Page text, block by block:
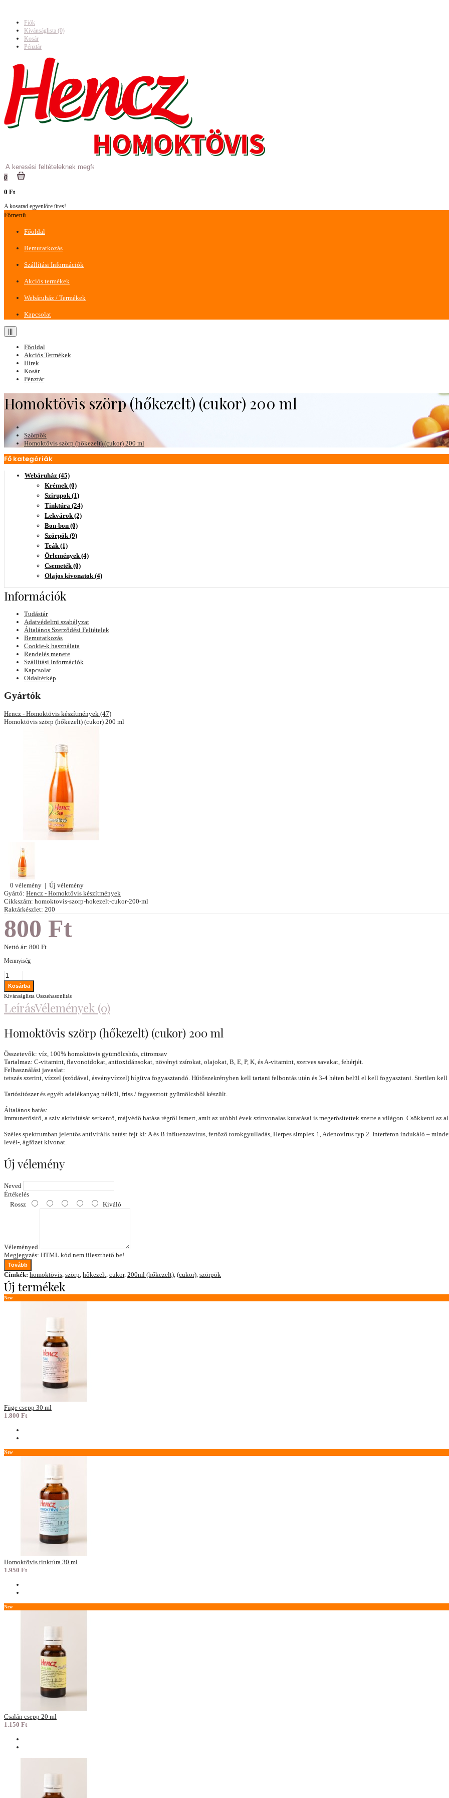
Fiók
Kívánságlista (0)
Kosár
Pénztár
0
0 Ft
A kosarad egyenlőre üres!
Főmenü
Főoldal
Bemutatkozás
Szállítási Információk
Akciós termékek
Webáruház / Termékek
Kapcsolat
Főoldal
Akciós Termékek
Hírek
Kosár
Pénztár
Homoktövis szörp (hőkezelt) (cukor) 200 ml
Szörpök
Homoktövis szörp (hőkezelt) (cukor) 200 ml
Fő kategóriák
Webáruház (45)
Krémek (0)
Szirupok (1)
Tinktúra (24)
Lekvárok (2)
Bon-bon (0)
Szörpök (9)
Teák (1)
Őrlemények (4)
Csemeték (0)
Olajos kivonatok (4)
Információk
Tudástár
Adatvédelmi szabályzat
Általános Szerződési Feltételek
Bemutatkozás
Cookie-k használata
Rendelés menete
Szállítási Információk
Kapcsolat
Oldaltérkép
Gyártók
Hencz - Homoktövis készítmények (47)
Homoktövis szörp (hőkezelt) (cukor) 200 ml
0 vélemény | Új vélemény
Gyártó: Hencz - Homoktövis készítmények
Cikkszám: homoktovis-szorp-hokezelt-cukor-200-ml
Raktárkészlet: 200
800 Ft
Nettó ár: 800 Ft
Mennyiség
Kívánságlista Összehasonlítás
LeírásVélemények (0)
Homoktövis szörp (hőkezelt) (cukor) 200 ml
Összetevők: víz, 100% homoktövis gyümölcshús, citromsav
Tartalmaz: C-vitamint, flavonoidokat, antioxidánsokat, növényi zsírokat, olajokat, B, E, P, K, és A-vitamint, szerves savakat, fehérjét.
Felhasználási javaslat:
tetszés szerint, vízzel (szódával, ásványvízzel) hígítva fogyasztandó. Hűtőszekrényben kell tartani felbontás után és 3-4 héten belül el kell fogyasztani. Sterilen
Tartósítószer és egyéb adalékanyag nélkül, friss / fagyasztott gyümölcsből készült.
Általános hatás:
Immunerősítő, a szív aktivitását serkentő, májvédő hatása régről ismert, amit az utóbbi évek színvonalas kutatásai is megerősítettek szerte a világon. Csökkenti az
Széles spektrumban jelentős antivirális hatást fejt ki: A és B influenzavírus, fertőző torokgyulladás, Herpes simplex 1, Adenovirus typ.2. Interferon indukáló –
levél-, ágfőzet kivonat.
Új vélemény
Neved
Értékelés
Rossz
Kiváló
Véleményed
Megjegyzés: HTML kód nem iileszthető be!
Tovább
Címkék: homoktövis szörp hőkezelt cukor, 200ml (hőkezelt) (cukor) szörpök
Új termékek
New
Füge csepp 30 ml
1.800 Ft
New
Homoktövis tinktúra 30 ml
1.950 Ft
New
Csalán csepp 20 ml
1.150 Ft